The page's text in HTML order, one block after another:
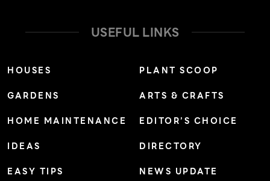
โดยทิ้งให้แห้งสนิท 4 ชั่วโมง ก่อน ทาสีผนัง จระเข้ วอลล์ พัต
หน้าเหลือง ไม่มีสารระเหย ใช้ได้ทั้งงานภายในและภายนอก
สามารถใช้ได้กับหลากหลายวัสดุ […]
USEFUL LINKS
HOUSES
GARDENS
HOME MAINTENANCE
IDEAS
EASY TIPS
PLANT SCOOP
ARTS & CRAFTS
EDITOR’S CHOICE
DIRECTORY
NEWS UPDATE